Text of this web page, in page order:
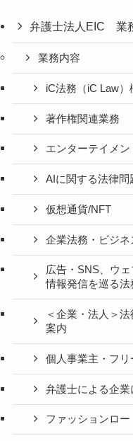
弁護士法人EIC 業
業務内容
iC法務（iC Law）
著作権関連業務
エンターテイメン
AIに関する法律問
仮想通貨/NFT
企業法務・ビジネ
広告・SNS、ウ
情報発信を巡る法
＜企業・法人＞
案内
個人事業主・フ
弁護士による企
ファッションロー